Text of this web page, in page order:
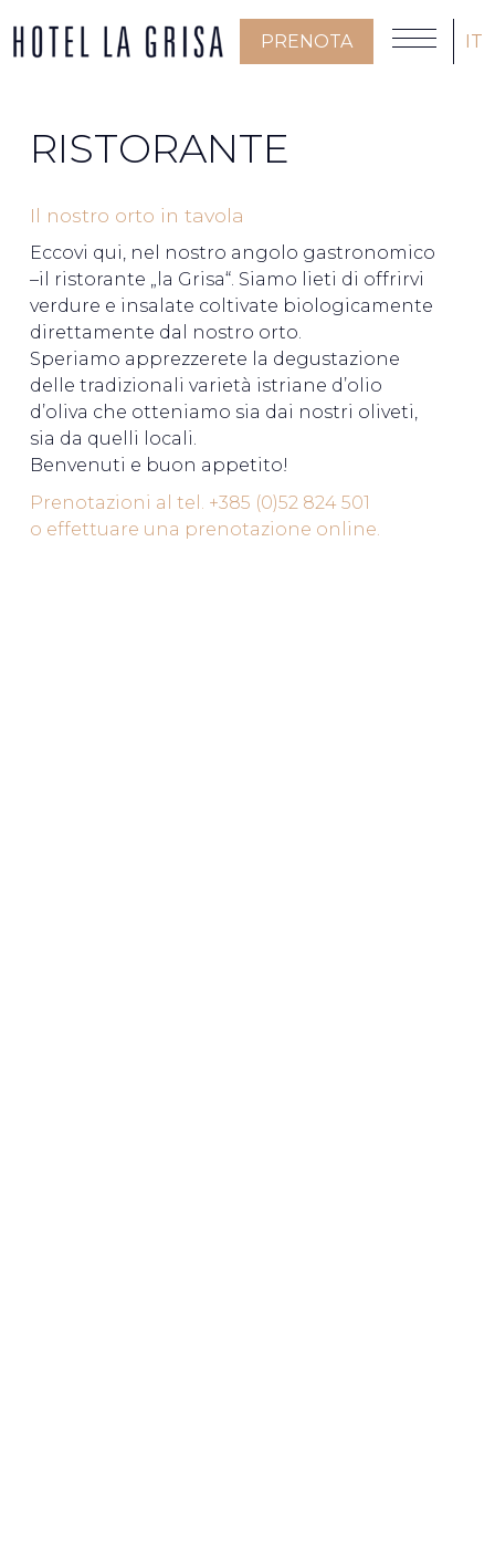
PRENOTA IT
RISTORANTE
Il nostro orto in tavola
Eccovi qui, nel nostro angolo gastronomico
–il ristorante „la Grisa“. Siamo lieti di offrirvi
verdure e insalate coltivate biologicamente
direttamente dal nostro orto.
Speriamo apprezzerete la degustazione
delle tradizionali varietà istriane d’olio
d’oliva che otteniamo sia dai nostri oliveti,
sia da quelli locali.
Benvenuti e buon appetito!
Prenotazioni al tel. +385 (0)52 824 501
o effettuare una prenotazione online.